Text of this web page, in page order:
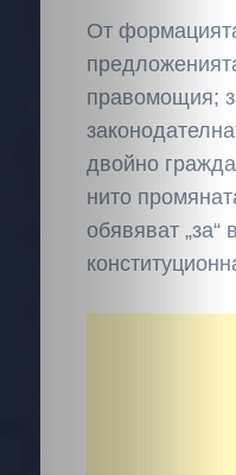
Крими
Малки
обяви
Таблоид
Новини
От
правомощия;
двойно
нито
обявяват